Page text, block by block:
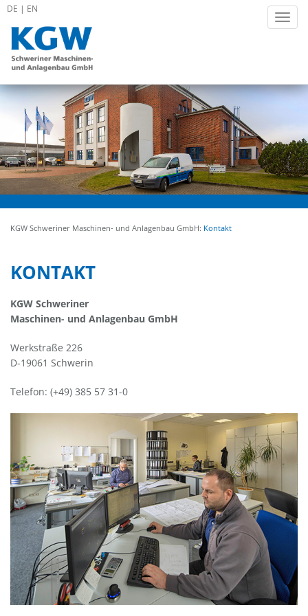
DE | EN
Toggle
KGW Schweriner Maschinen- und Anlagenbau GmbH: Kontakt
KONTAKT
KGW Schweriner
Maschinen- und Anlagenbau GmbH
Werkstraße 226
D-19061 Schwerin
Telefon: (+49) 385 57 31-0